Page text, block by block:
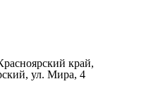
край,
ул. Мира, 4